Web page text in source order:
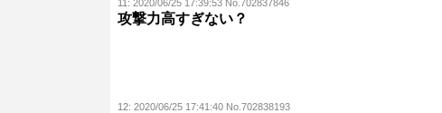
11: 2020/06/25 17:39:53 No.702837846
攻撃力高すぎない？
12: 2020/06/25 17:41:40 No.702838193